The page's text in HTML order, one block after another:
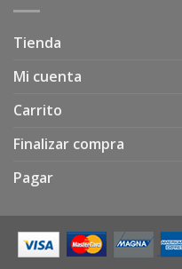
Tienda
Mi cuenta
Carrito
Finalizar compra
Pagar